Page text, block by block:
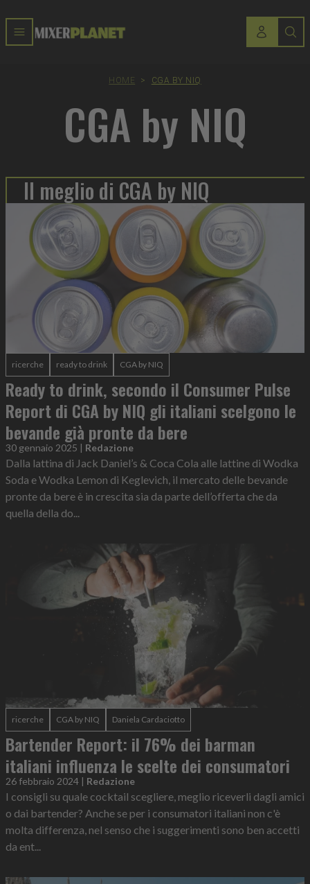
HOME > CGA BY NIQ
CGA by NIQ
Il meglio di CGA by NIQ
ricerche ready to drink CGA by NIQ
Ready to drink, secondo il Consumer Pulse
Report di CGA by NIQ gli italiani scelgono le
bevande già pronte da bere
30 gennaio 2025 | Redazione
Dalla lattina di Jack Daniel’s & Coca Cola alle lattine di Wodka
Soda e Wodka Lemon di Keglevich, il mercato delle bevande
pronte da bere è in crescita sia da parte dell’offerta che da
quella della do...
ricerche CGA by NIQ Daniela Cardaciotto
Bartender Report: il 76% dei barman
italiani influenza le scelte dei consumatori
26 febbraio 2024 | Redazione
I consigli su quale cocktail scegliere, meglio riceverli dagli amici
o dai bartender? Anche se per i consumatori italiani non c'è
molta differenza, nel senso che i suggerimenti sono ben accetti
da ent...